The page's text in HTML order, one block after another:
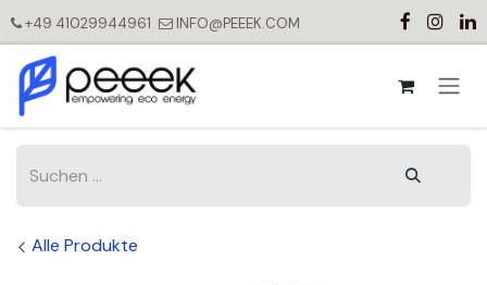
+49 41029944961 INFO@PEEEK.COM
Alle Produkte